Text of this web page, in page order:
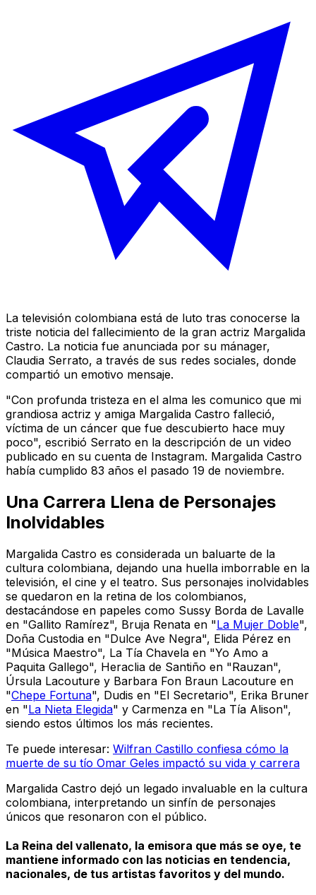
La televisión colombiana está de luto tras conocerse la
triste noticia del fallecimiento de la gran actriz Margalida
Castro. La noticia fue anunciada por su mánager,
Claudia Serrato, a través de sus redes sociales, donde
compartió un emotivo mensaje.
"Con profunda tristeza en el alma les comunico que mi
grandiosa actriz y amiga Margalida Castro falleció,
víctima de un cáncer que fue descubierto hace muy
poco", escribió Serrato en la descripción de un video
publicado en su cuenta de Instagram. Margalida Castro
había cumplido 83 años el pasado 19 de noviembre.
Una Carrera Llena de Personajes
Inolvidables
Margalida Castro es considerada un baluarte de la
cultura colombiana, dejando una huella imborrable en la
televisión, el cine y el teatro. Sus personajes inolvidables
se quedaron en la retina de los colombianos,
destacándose en papeles como Sussy Borda de Lavalle
en "Gallito Ramírez", Bruja Renata en "La Mujer Doble",
Doña Custodia en "Dulce Ave Negra", Elida Pérez en
"Música Maestro", La Tía Chavela en "Yo Amo a
Paquita Gallego", Heraclia de Santiño en "Rauzan",
Úrsula Lacouture y Barbara Fon Braun Lacouture en
"Chepe Fortuna", Dudis en "El Secretario", Erika Bruner
en "La Nieta Elegida" y Carmenza en "La Tía Alison",
siendo estos últimos los más recientes.
Te puede interesar: Wilfran Castillo confiesa cómo la
muerte de su tío Omar Geles impactó su vida y carrera
Margalida Castro dejó un legado invaluable en la cultura
colombiana, interpretando un sinfín de personajes
únicos que resonaron con el público.
La Reina del vallenato, la emisora que más se oye, te
mantiene informado con las noticias en tendencia,
nacionales, de tus artistas favoritos y del mundo.